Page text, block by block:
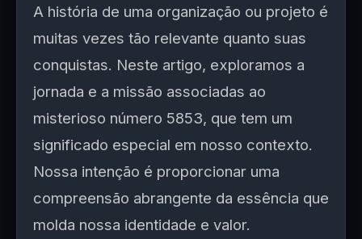
A história de uma organização ou projeto é
muitas vezes tão relevante quanto suas
conquistas. Neste artigo, exploramos a
jornada e a missão associadas ao
misterioso número 5853, que tem um
significado especial em nosso contexto.
Nossa intenção é proporcionar uma
compreensão abrangente da essência que
molda nossa identidade e valor.